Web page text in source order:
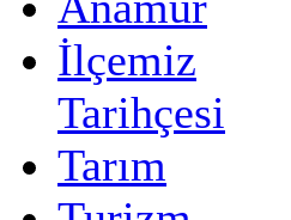
İlçemiz
Tarihçesi
Tarım